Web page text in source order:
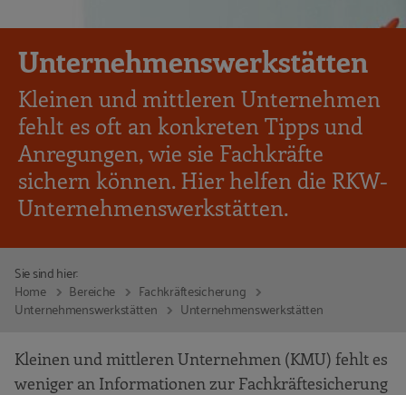
Unternehmenswerkstätten
Kleinen und mittleren Unternehmen
fehlt es oft an konkreten Tipps und
Anregungen, wie sie Fachkräfte
sichern können. Hier helfen die RKW-
Unternehmenswerkstätten.
Sie sind hier:
Home
Bereiche
Fachkräftesicherung
Unternehmenswerkstätten
Unternehmenswerkstätten
Kleinen und mittleren Unternehmen (KMU) fehlt es
weniger an Informationen zur Fachkräftesicherung